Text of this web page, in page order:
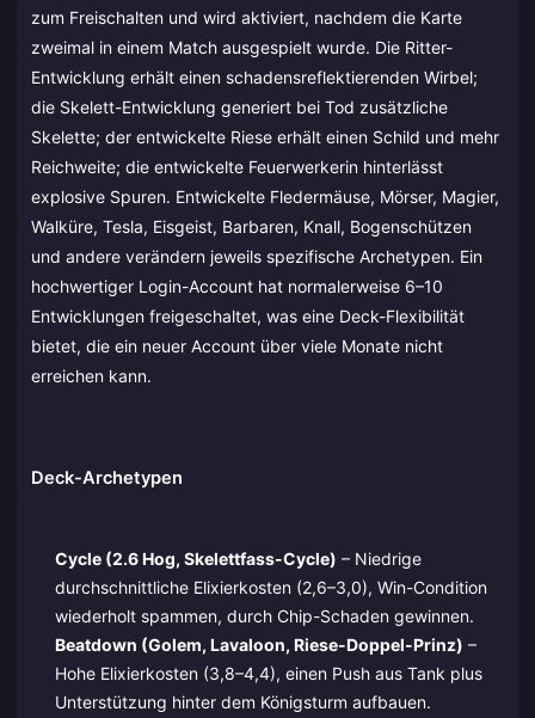
zum Freischalten und wird aktiviert, nachdem die Karte
zweimal in einem Match ausgespielt wurde. Die Ritter-
Entwicklung erhält einen schadensreflektierenden Wirbel;
die Skelett-Entwicklung generiert bei Tod zusätzliche
Skelette; der entwickelte Riese erhält einen Schild und mehr
Reichweite; die entwickelte Feuerwerkerin hinterlässt
explosive Spuren. Entwickelte Fledermäuse, Mörser, Magier,
Walküre, Tesla, Eisgeist, Barbaren, Knall, Bogenschützen
und andere verändern jeweils spezifische Archetypen. Ein
hochwertiger Login-Account hat normalerweise 6–10
Entwicklungen freigeschaltet, was eine Deck-Flexibilität
bietet, die ein neuer Account über viele Monate nicht
erreichen kann.
Deck-Archetypen
Cycle (2.6 Hog, Skelettfass-Cycle) – Niedrige
durchschnittliche Elixierkosten (2,6–3,0), Win-Condition
wiederholt spammen, durch Chip-Schaden gewinnen.
Beatdown (Golem, Lavaloon, Riese-Doppel-Prinz) –
Hohe Elixierkosten (3,8–4,4), einen Push aus Tank plus
Unterstützung hinter dem Königsturm aufbauen.